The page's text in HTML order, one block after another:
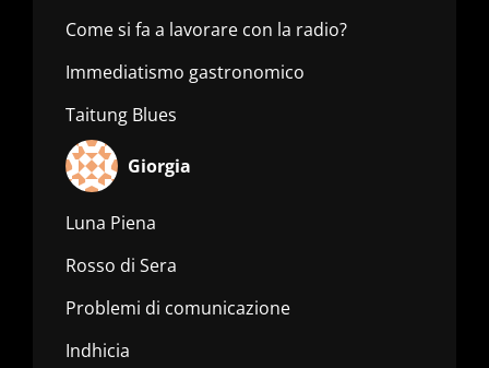
Come si fa a lavorare con la radio?
Immediatismo gastronomico
Taitung Blues
Giorgia
Luna Piena
Rosso di Sera
Problemi di comunicazione
Indhicia